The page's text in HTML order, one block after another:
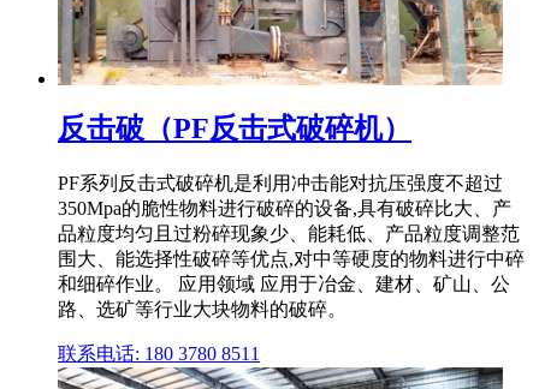
反击破（PF反击式破碎机）
PF系列反击式破碎机是利用冲击能对抗压强度不超过
350Mpa的脆性物料进行破碎的设备,具有破碎比大、产
品粒度均匀且过粉碎现象少、能耗低、产品粒度调整范
围大、能选择性破碎等优点,对中等硬度的物料进行中碎
和细碎作业。 应用领域 应用于冶金、建材、矿山、公
路、选矿等行业大块物料的破碎。
联系电话: 180 3780 8511